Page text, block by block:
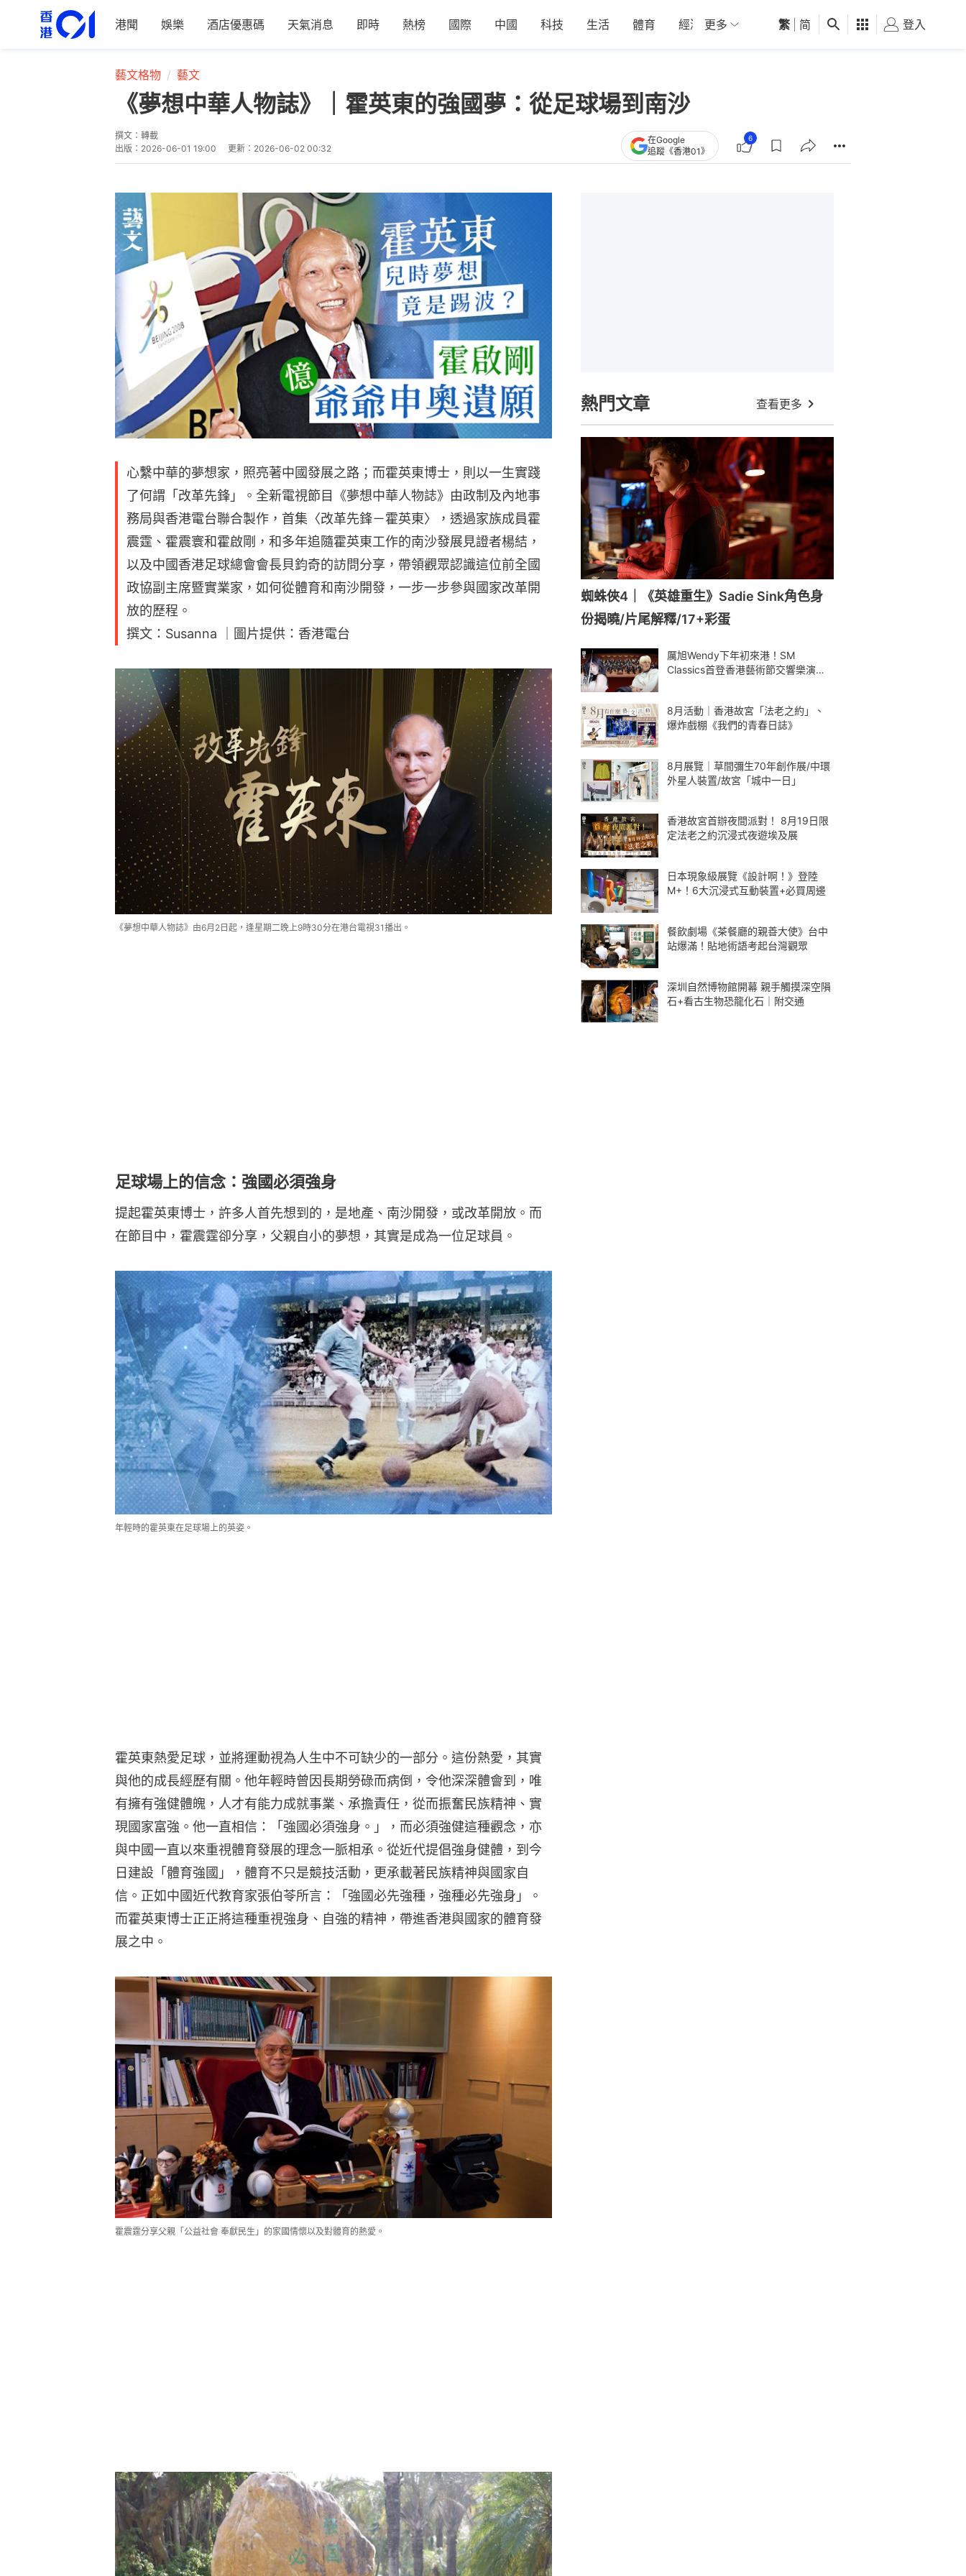
港聞 娛樂 酒店優惠碼 天氣消息 即時 熱榜 國際 中國 科技 生活 體育 經濟 01深圳 觀點 健康 好食玩飛
更多 繁 简 登入
藝文格物 藝文
《夢想中華人物誌》｜霍英東的強國夢：從足球場到南沙
撰文： 轉載
出版： 2026-06-01 19:00 更新： 2026-06-02 00:32
在Google
追蹤《香港01》
6
心繫中華的夢想家，照亮著中國發展之路；而霍英東博士，則以一生實踐
了何謂「改革先鋒」。全新電視節目《夢想中華人物誌》由政制及內地事
務局與香港電台聯合製作，首集〈改革先鋒－霍英東〉，透過家族成員霍
震霆、霍震寰和霍啟剛，和多年追隨霍英東工作的南沙發展見證者楊結，
以及中國香港足球總會會長貝鈞奇的訪問分享，帶領觀眾認識這位前全國
政協副主席暨實業家，如何從體育和南沙開發，一步一步參與國家改革開
放的歷程。
撰文：Susanna ｜圖片提供：香港電台
《夢想中華人物誌》由6月2日起，逢星期二晚上9時30分在港台電視31播出。
足球場上的信念：強國必須強身
提起霍英東博士，許多人首先想到的，是地產、南沙開發，或改革開放。而
在節目中，霍震霆卻分享，父親自小的夢想，其實是成為一位足球員。
年輕時的霍英東在足球場上的英姿。
霍英東熱愛足球，並將運動視為人生中不可缺少的一部分。這份熱愛，其實
與他的成長經歷有關。他年輕時曾因長期勞碌而病倒，令他深深體會到，唯
有擁有強健體魄，人才有能力成就事業、承擔責任，從而振奮民族精神、實
現國家富強。他一直相信：「強國必須強身。」，而必須強健這種觀念，亦
與中國一直以來重視體育發展的理念一脈相承。從近代提倡強身健體，到今
日建設「體育強國」，體育不只是競技活動，更承載著民族精神與國家自
信。正如中國近代教育家張伯苓所言：「強國必先強種，強種必先強身」。
而霍英東博士正正將這種重視強身、自強的精神，帶進香港與國家的體育發
展之中。
霍震霆分享父親「公益社會 奉獻民生」的家國情懷以及對體育的熱愛。
熱門文章 查看更多
蜘蛛俠4｜《英雄重生》Sadie Sink角色身
份揭曉/片尾解釋/17+彩蛋
厲旭Wendy下年初來港！SM
Classics首登香港藝術節交響樂演繹
8月活動｜香港故宮「法老之約」、
爆炸戲棚《我們的青春日誌》
8月展覽｜草間彌生70年創作展/中環
外星人裝置/故宮「城中一日」
香港故宮首辦夜間派對！ 8月19日限
定法老之約沉浸式夜遊埃及展
日本現象級展覽《設計啊！》登陸
M+！6大沉浸式互動裝置+必買周邊
餐飲劇場《茶餐廳的親善大使》台中
站爆滿！貼地術語考起台灣觀眾
深圳自然博物館開幕 親手觸摸深空隕
石+看古生物恐龍化石｜附交通